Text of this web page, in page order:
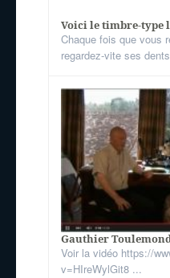
Voici le timbre-type
Chaque fois que vous
regardez-vite ses
Gauthier
Voir la vidéo https://
v=HIreWylGit8 ...